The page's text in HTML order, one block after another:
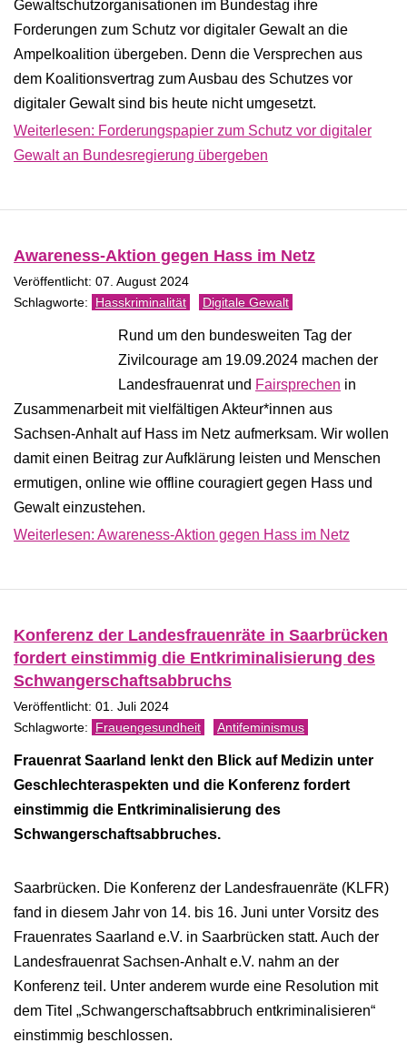
Gewaltschutzorganisationen im Bundestag ihre
Forderungen zum Schutz vor digitaler Gewalt an die
Ampelkoalition übergeben. Denn die Versprechen aus
dem Koalitionsvertrag zum Ausbau des Schutzes vor
digitaler Gewalt sind bis heute nicht umgesetzt.
Weiterlesen: Forderungspapier zum Schutz vor digitaler
Gewalt an Bundesregierung übergeben
Awareness-Aktion gegen Hass im Netz
Veröffentlicht: 07. August 2024
Hasskriminalität Digitale Gewalt
Rund um den bundesweiten Tag der
Zivilcourage am 19.09.2024 machen der
Landesfrauenrat und Fairsprechen in
Zusammenarbeit mit vielfältigen Akteur*innen aus
Sachsen-Anhalt auf Hass im Netz aufmerksam. Wir wollen
damit einen Beitrag zur Aufklärung leisten und Menschen
ermutigen, online wie offline couragiert gegen Hass und
Gewalt einzustehen.
Weiterlesen: Awareness-Aktion gegen Hass im Netz
Konferenz der Landesfrauenräte in Saarbrücken
fordert einstimmig die Entkriminalisierung des
Schwangerschaftsabbruchs
Veröffentlicht: 01. Juli 2024
Frauengesundheit Antifeminismus
Frauenrat Saarland lenkt den Blick auf Medizin unter
Geschlechteras­pekten und die Konferenz fordert
einstimmig die Entkriminalisierung des
Schwangerschaftsabbruches.
Saarbrücken. Die Konferenz der Landesfrauenräte (KLFR)
fand in diesem Jahr von 14. bis 16. Juni unter Vorsitz des
Frauenrates Saarland e.V. in Saarbrücken statt. Auch der
Landesfrauenrat Sachsen-Anhalt e.V. nahm an der
Konferenz teil. Unter anderem wurde eine Resolution mit
dem Titel „Schwangerschaftsabbruch entkriminalisieren“
einstimmig beschlos­sen.